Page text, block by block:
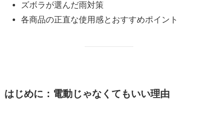
ズボラが選んだ雨対策
各商品の正直な使用感とおすすめポイント
はじめに：電動じゃなくてもいい理由